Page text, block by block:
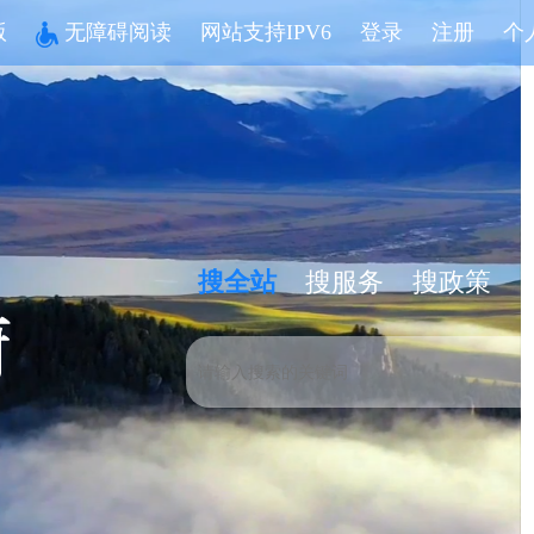
无障碍阅读 网站支持IPV6 登录 注册 个
搜全站 搜服务 搜政策